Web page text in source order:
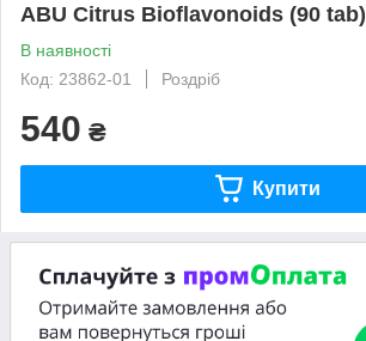
ABU Citrus Bioflavonoids (90 tab)
В наявності
Код: 23862-01
Роздріб
540 ₴
Купити